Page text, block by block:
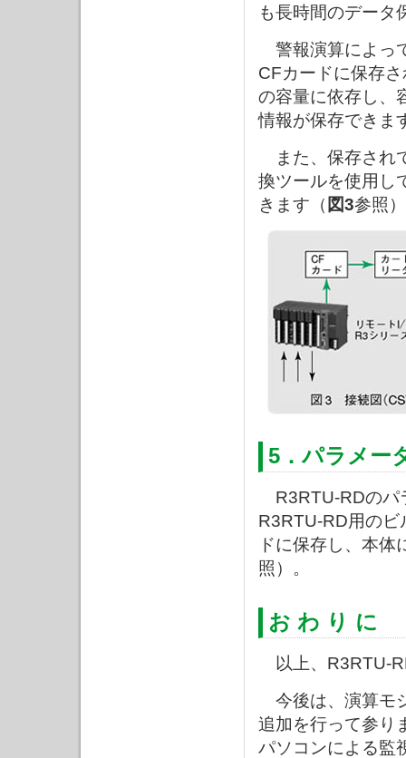
も長時間のデータ
警報演算によっ
CFカードに保存
の容量に依存し、
情報が保存できま
また、保存され
換ツールを使用し
きます（ 図3参照
5．パラメー
R3RTU-RDのパ
R3RTU-RD用のビ
ドに保存し、本
照）。
お わ り に
以上、R3RTU-
今後は、演算モ
追加を行って参り
パソコンによる監